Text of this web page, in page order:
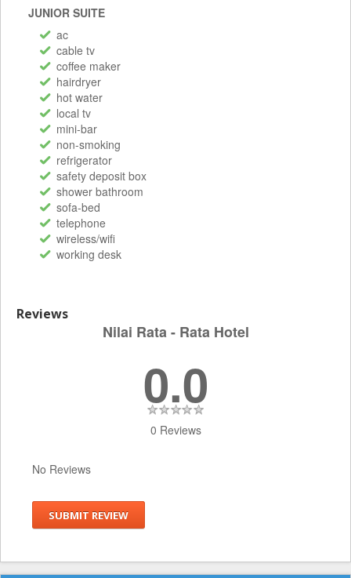
JUNIOR SUITE
ac
cable tv
coffee maker
hairdryer
hot water
local tv
mini-bar
non-smoking
refrigerator
safety deposit box
shower bathroom
sofa-bed
telephone
wireless/wifi
working desk
Reviews
Nilai Rata - Rata Hotel
0.0
0 Reviews
No Reviews
SUBMIT REVIEW